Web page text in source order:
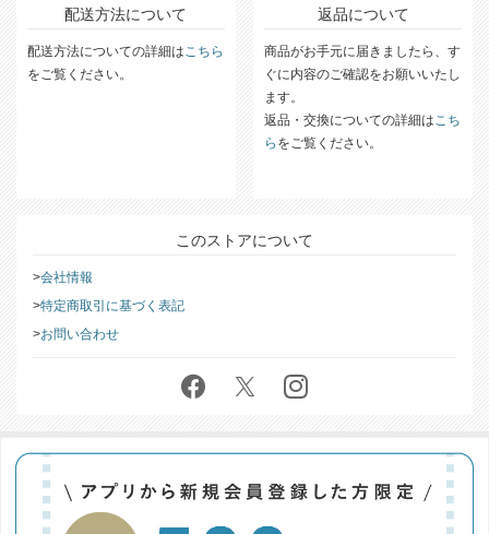
配送方法について
配送方法についての詳細はこちら
をご覧ください。
返品について
商品がお手元に届きましたら、す
ぐに内容のご確認をお願いいたし
ます。
返品・交換についての詳細はこち
ら をご覧ください。
このストアについて
会社情報
特定商取引に基づく表記
お問い合わせ